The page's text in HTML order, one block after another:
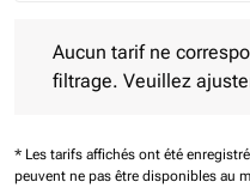
Aucun tarif ne
filtrage. Veuillez
* Les tarifs affichés ont été
peuvent ne pas être disponibles au